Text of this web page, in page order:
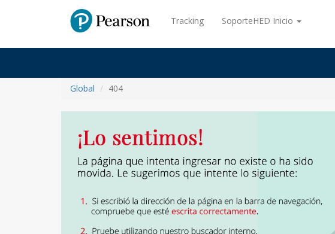
Pearson
Tracking SoporteHED Inicio
Global 404